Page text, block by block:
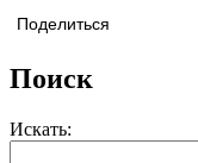
Поделиться
Поиск
Искать: